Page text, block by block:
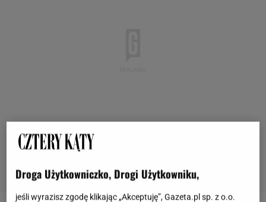
Droga Użytkowniczko, Drogi Użytkowniku,
jeśli wyrazisz zgodę klikając „Akceptuję”, Gazeta.pl sp. z o.o.